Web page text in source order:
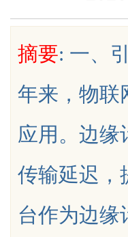
uz
摘要: 一、
年来，物联
应用。边缘
传输延迟，
台作为边缘